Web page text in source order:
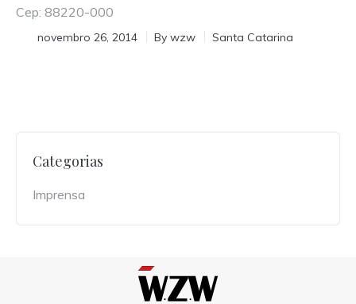
Cep: 88220-000
novembro 26, 2014 By wzw Santa Catarina
Categorias
Imprensa